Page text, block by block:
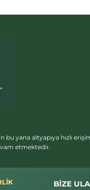
yana altyapıya hızlı
etmektedir.
BİZE